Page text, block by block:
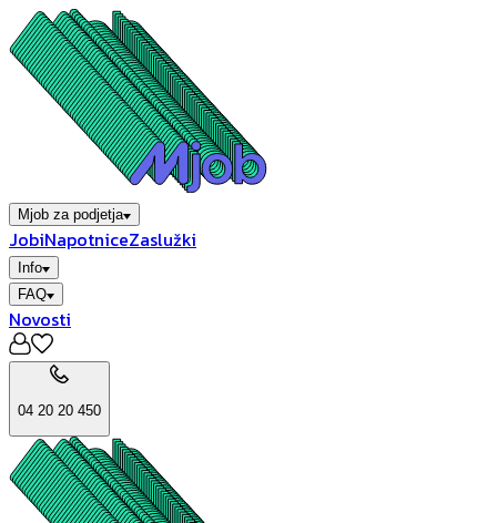
Mjob za podjetja
JobiNapotniceZaslužki
Info
FAQ
Novosti
04 20 20 450